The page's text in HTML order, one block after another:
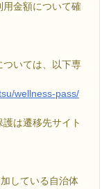
金額について確
ついては、以下専
wellness-pass/
は遷移先サイト
している自治体